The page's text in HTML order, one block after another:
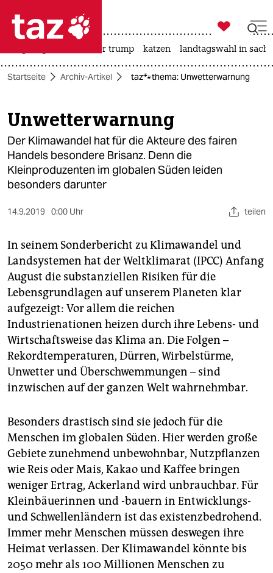
 taz zahl ich
taz zahl ich
themen
politik
öko
gesellschaft
kultur
sport
berlin
nord
wahrheit
verlag
verlag
shop
fragen & hilfe
unterstützen
abo
genossenschaft
epaper login

taz zahl ich
usa unter trump katzen landtagswahl in
Startseite Archiv-Artikel taz🐾thema: Unwetterwarnung
Unwetterwarnung
Der Klimawandel hat für die Akteure des fairen
Handels besondere Brisanz. Denn die
Kleinproduzenten im globalen Süden leiden
besonders darunter
14.9.2019 0:00 Uhr teilen
In seinem Sonderbericht zu Klimawandel und
Landsystemen hat der Weltklimarat (IPCC) Anfang
August die substanziellen Risiken für die
Lebensgrundlagen auf unserem Planeten klar
aufgezeigt: Vor allem die reichen
Industrienationen heizen durch ihre Lebens- und
Wirtschaftsweise das Klima an. Die Folgen –
Rekordtemperaturen, Dürren, Wirbelstürme,
Unwetter und Überschwemmungen – sind
inzwischen auf der ganzen Welt wahrnehmbar.
Besonders drastisch sind sie jedoch für die
Menschen im globalen Süden. Hier werden große
Gebiete zunehmend unbewohnbar, Nutzpflanzen
wie Reis oder Mais, Kakao und Kaffee bringen
weniger Ertrag, Ackerland wird unbrauchbar. Für
Kleinbäuerinnen und -bauern in Entwicklungs-
und Schwellenländern ist das existenzbedrohend.
Immer mehr Menschen müssen deswegen ihre
Heimat verlassen. Der Klimawandel könnte bis
2050 mehr als 100 Millionen Menschen zu